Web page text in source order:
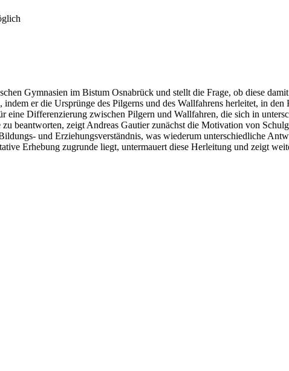
Gymnasien im Bistum Osnabrück und stellt die Frage, ob diese
er die Ursprünge des Pilgerns und des Wallfahrens herleitet, in
eine Differenzierung zwischen Pilgern und Wallfahren, die sich in
beantworten, zeigt Andreas Gautier zunächst die Motivation von
und Erziehungsverständnis, was wiederum unterschiedliche
Erhebung zugrunde liegt, untermauert diese Herleitung und zeigt